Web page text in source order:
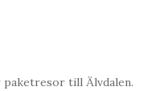
paketresor till Älvdalen.